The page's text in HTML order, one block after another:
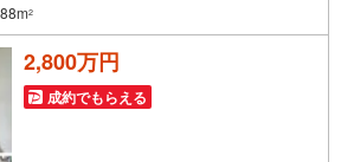
2
2,800万円
成約でもらえる